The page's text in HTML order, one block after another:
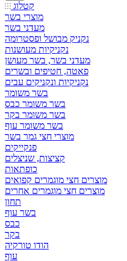
קטלוג
מוצרי בשר
מעדני בשר
נקניק מבושל ופסטרומה
נקניקיות מעושנות
מעדני בשר, בשר מעושן
פאטה, חטיפים ובשרים
נקניקיות ונקניקים עבים
בשר משומר
בשר משומר כבס
בשר משומר בקר
בשר משומר עוף
מוצרי חצי גמר בשר
פנקייקים
קציצות, שניצלים
כופתאות
מוצרים חצי מוגמרים קפואים
מוצרים חצי מוגמרים אחרים
תחון
בשר עוף
כבס
בקר
הודו טורקיה
עוף